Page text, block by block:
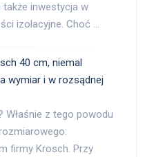
inwestycja w
izolacyjne. Choć …
40 cm, niemal
wymiar i w rozsądnej
Właśnie z tego powodu
firmy Krosch. Przy